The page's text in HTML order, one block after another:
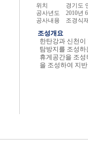
위치
경기도
공사년도
2010년
공사내용
조경식
조성개요
한탄강과 신천
탐방지를 조성
휴게공간을 조
을 조성하여 지